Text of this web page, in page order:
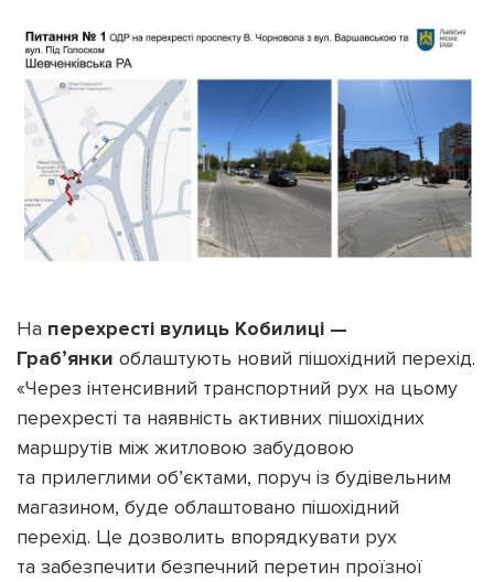
На перехресті вулиць Кобилиці —
Грабʼянки облаштують новий пішохідний перехід.
«Через інтенсивний транспортний рух на цьому
перехресті та наявність активних пішохідних
маршрутів між житловою забудовою
та прилеглими об’єктами, поруч із будівельним
магазином, буде облаштовано пішохідний
перехід. Це дозволить впорядкувати рух
та забезпечити безпечний перетин проїзної